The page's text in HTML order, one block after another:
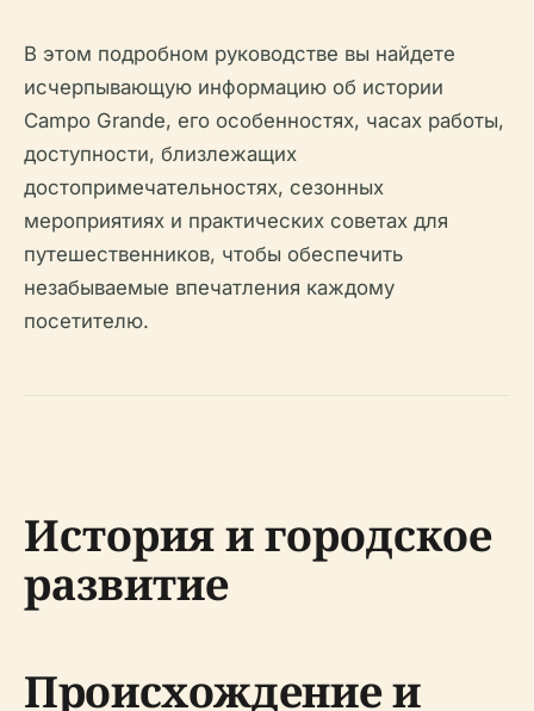
В этом подробном руководстве вы найдете
исчерпывающую информацию об истории
Campo Grande, его особенностях, часах работы,
доступности, близлежащих
достопримечательностях, сезонных
мероприятиях и практических советах для
путешественников, чтобы обеспечить
незабываемые впечатления каждому
посетителю.
История и городское
развитие
Происхождение и